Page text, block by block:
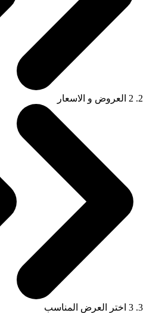
2 العروض و الاسعار
3 اختر العرض المناسب